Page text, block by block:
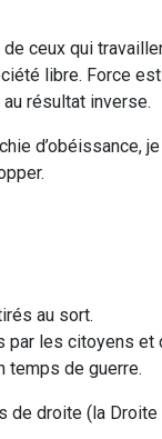
ceux qui
libre. Force
résultat inverse.
d’obéissance,
au sort.
les citoyens et
temps de guerre.
de droite (la